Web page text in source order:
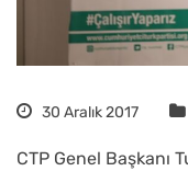
30 Aralık 2017
CTP Genel Başkanı